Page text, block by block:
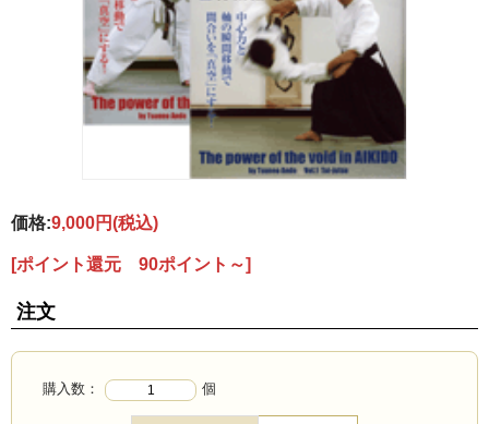
価格:9,000円(税込)
[ポイント還元 90ポイント～]
注文
購入数： 個